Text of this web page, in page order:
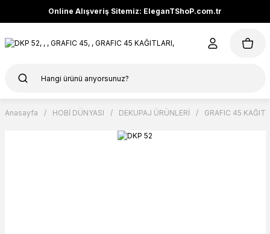
Online Alışveriş Sitemiz: EleganTShoP.com.tr
Anasayfa HOBİ DÜNYASI DEKUPAJ ÜRÜNLERİ GRAFIC 45